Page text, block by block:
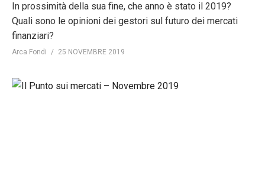
In prossimità della sua fine, che anno è stato il 2019?
Quali sono le opinioni dei gestori sul futuro dei mercati
finanziari?
Arca Fondi 25 NOVEMBRE 2019